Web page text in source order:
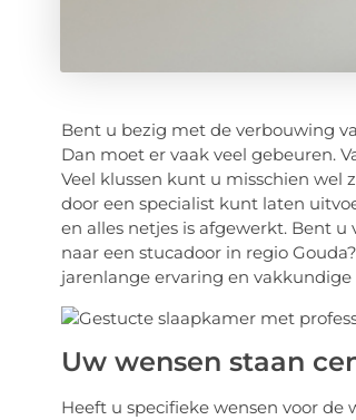
Bent u bezig met de verbouwing
Dan moet er vaak veel gebeuren.
Veel klussen kunt u misschien
door een specialist kunt laten
en alles netjes is afgewerkt. Bent u
naar een stucadoor in regio
jarenlange ervaring en
Uw wensen staan
Heeft u specifieke wensen voor